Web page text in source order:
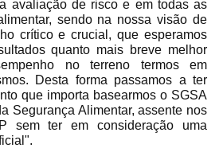
avaliação de risco e em todas as
sendo na nossa visão de
crítico e crucial, que esperamos
quanto mais breve melhor
no terreno termos em
Desta forma passamos a ter
que importa basearmos o SGSA
Segurança Alimentar, assente nos
sem ter em consideração uma